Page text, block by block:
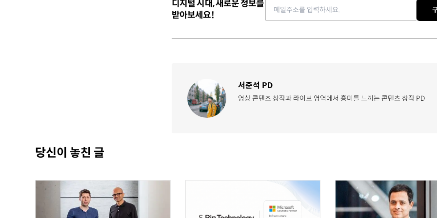
디지털 시대, 새로운 정보를
받아보세요!
Email address
서준석 PD
영상 콘텐츠 창작과 라이브 영역에서 흥미를 느끼는 콘텐츠 창작 PD
당신이 놓친 글